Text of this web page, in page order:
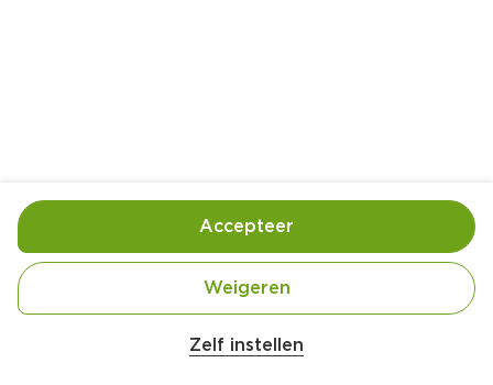
Handige informatie over dit product
Nutri-Score AZelf instellen
Weigeren
Accepteer